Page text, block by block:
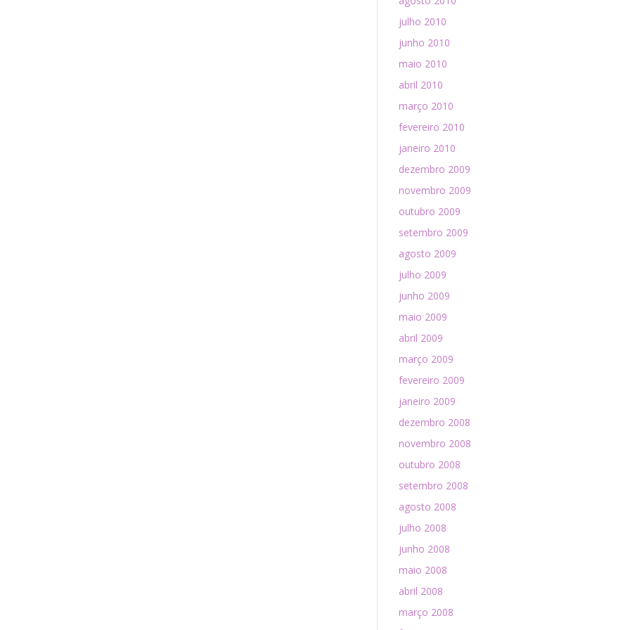
julho 2010
junho 2010
maio 2010
abril 2010
março 2010
fevereiro 2010
janeiro 2010
dezembro 2009
novembro 2009
outubro 2009
setembro 2009
agosto 2009
julho 2009
junho 2009
maio 2009
abril 2009
março 2009
fevereiro 2009
janeiro 2009
dezembro 2008
novembro 2008
outubro 2008
setembro 2008
agosto 2008
julho 2008
junho 2008
maio 2008
abril 2008
março 2008